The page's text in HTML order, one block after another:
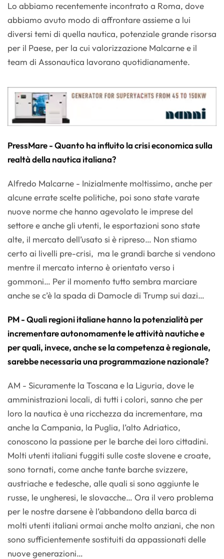
Lo abbiamo recentemente incontrato a Roma, dove
abbiamo avuto modo di affrontare assieme a lui
diversi temi di quella nautica, potenziale grande risorsa
per il Paese, per la cui valorizzazione Malcarne e il
team di Assonautica lavorano quotidianamente.
PressMare - Quanto ha influito la crisi economica sulla
realtà della nautica italiana?
Alfredo Malcarne - Inizialmente moltissimo, anche per
alcune errate scelte politiche, poi sono state varate
nuove norme che hanno agevolato le imprese del
settore e anche gli utenti, le esportazioni sono state
alte, il mercato dell’usato si è ripreso… Non stiamo
certo ai livelli pre-crisi, ma le grandi barche si vendono
mentre il mercato interno è orientato verso i
gommoni… Per il momento tutto sembra marciare
anche se c’è la spada di Damocle di Trump sui dazi…
PM - Quali regioni italiane hanno la potenzialità per
incrementare autonomamente le attività nautiche e
per quali, invece, anche se la competenza è regionale,
sarebbe necessaria una programmazione nazionale?
AM - Sicuramente la Toscana e la Liguria, dove le
amministrazioni locali, di tutti i colori, sanno che per
loro la nautica è una ricchezza da incrementare, ma
anche la Campania, la Puglia, l’alto Adriatico,
conoscono la passione per le barche dei loro cittadini.
Molti utenti italiani fuggiti sulle coste slovene e croate,
sono tornati, come anche tante barche svizzere,
austriache e tedesche, alle quali si sono aggiunte le
russe, le ungheresi, le slovacche… Ora il vero problema
per le nostre darsene è l’abbandono della barca di
molti utenti italiani ormai anche molto anziani, che non
sono sufficientemente sostituiti da appassionati delle
nuove generazioni…